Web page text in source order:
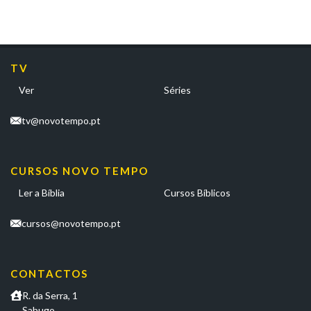
TV
Ver Séries
tv@novotempo.pt
CURSOS NOVO TEMPO
Ler a Bíblia Cursos Bíblicos
cursos@novotempo.pt
CONTACTOS
R. da Serra, 1